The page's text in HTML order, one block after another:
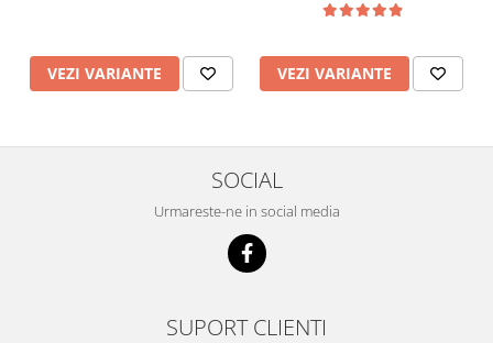
VEZI VARIANTE VEZI VARIANTE
SOCIAL
Urmareste-ne in social media
SUPORT CLIENTI